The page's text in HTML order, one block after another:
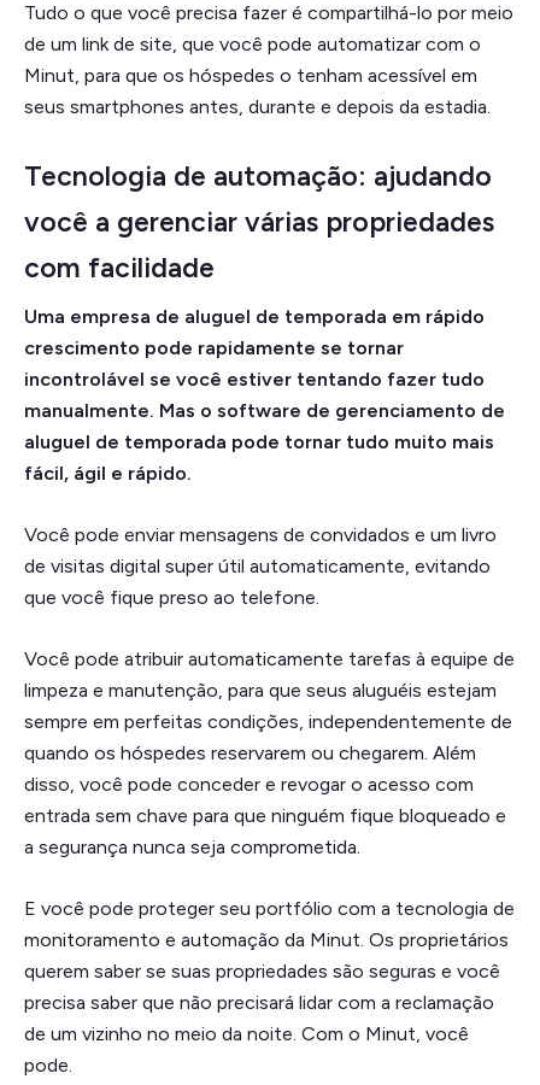
Tudo o que você precisa fazer é compartilhá-lo por meio
de um link de site, que você pode automatizar com o
Minut, para que os hóspedes o tenham acessível em
seus smartphones antes, durante e depois da estadia.
Tecnologia de automação: ajudando
você a gerenciar várias propriedades
com facilidade
Uma empresa de aluguel de temporada em rápido
crescimento pode rapidamente se tornar
incontrolável se você estiver tentando fazer tudo
manualmente. Mas o software de gerenciamento de
aluguel de temporada pode tornar tudo muito mais
fácil, ágil e rápido.
Você pode enviar mensagens de convidados e um livro
de visitas digital super útil automaticamente, evitando
que você fique preso ao telefone.
Você pode atribuir automaticamente tarefas à equipe de
limpeza e manutenção, para que seus aluguéis estejam
sempre em perfeitas condições, independentemente de
quando os hóspedes reservarem ou chegarem. Além
disso, você pode conceder e revogar o acesso com
entrada sem chave para que ninguém fique bloqueado e
a segurança nunca seja comprometida.
E você pode proteger seu portfólio com a tecnologia de
monitoramento e automação da Minut. Os proprietários
querem saber se suas propriedades são seguras e você
precisa saber que não precisará lidar com a reclamação
de um vizinho no meio da noite. Com o Minut, você
pode.